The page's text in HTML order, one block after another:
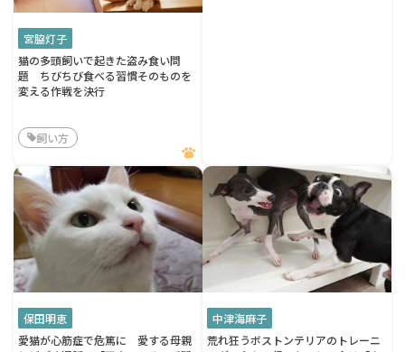
宮脇灯子
猫の多頭飼いで起きた盗み食い問
題 ちびちび食べる習慣そのものを
変える作戦を決行
飼い方
保田明恵
愛猫が心筋症で危篤に 愛する母親
中津海麻子
荒れ狂うボストンテリアのトレーニ